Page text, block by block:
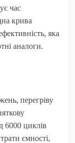
час
крива
яка
аналоги.
перегріву
6000 циклів
ємності,